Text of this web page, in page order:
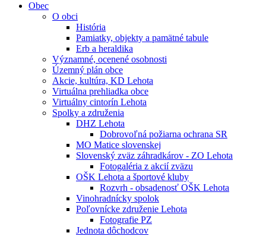
Obec
O obci
História
Pamiatky, objekty a pamätné tabule
Erb a heraldika
Významné, ocenené osobnosti
Územný plán obce
Akcie, kultúra, KD Lehota
Virtuálna prehliadka obce
Virtuálny cintorín Lehota
Spolky a združenia
DHZ Lehota
Dobrovoľná požiarna ochrana SR
MO Matice slovenskej
Slovenský zväz záhradkárov - ZO Lehota
Fotogaléria z akcií zväzu
OŠK Lehota a športové kluby
Rozvrh - obsadenosť OŠK Lehota
Vinohradnícky spolok
Poľovnícke združenie Lehota
Fotografie PZ
Jednota dôchodcov